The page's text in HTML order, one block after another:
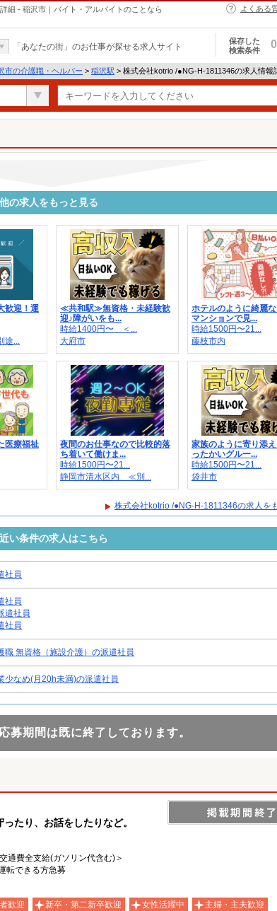
細 - 稲沢市｜バイト・アルバイトのことなら
よくある
「あなたの街」のお仕事が探せる求人サイト
保存した
検索条件
0
市の介護職・ヘルパー > 稲沢駅 > 株式会社kotrio /●NG-H-1811346の求人情報
の求人をもっと見る
歓迎！運
途...
≪共和駅≫無資格・未経験歓
迎♪障がいをも...
時給1400円〜 ＜...
大府市
ホテルのように綺麗
マンションで見...
時給1500円〜21...
藤枝市内
医療福祉
夜間のお仕事なので比較的落
ち着いて働けま...
時給1500円〜21...
静岡市清水区内 ≪別...
家族のように寄り添
ったかいグルー...
時給1500円〜21...
袋井市
株式会社kotrio /●NG-H-1811346の求人を
い条件の求人はこちら
社員
社員
遣社員
社員
職 無資格（施設介護）の派遣社員
少なめ(月20h未満)の派遣社員
募期間は既に終了しております。
たり、お話をしたりなど。
費全支給(ガソリン代含む)＞
転できる方急募
歓迎 新卒・第二新卒歓迎 女性活躍中
主婦・主夫歓迎